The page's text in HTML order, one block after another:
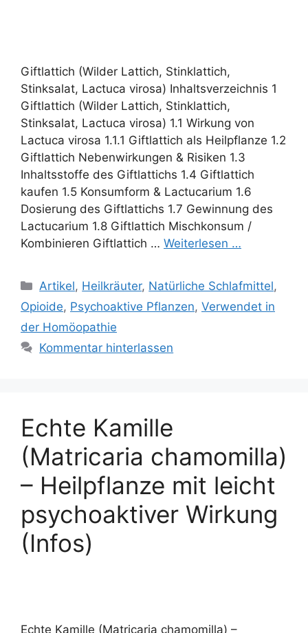
Giftlattich (Wilder Lattich, Stinklattich,
Stinksalat, Lactuca virosa) Inhaltsverzeichnis 1
Giftlattich (Wilder Lattich, Stinklattich,
Stinksalat, Lactuca virosa) 1.1 Wirkung von
Lactuca virosa 1.1.1 Giftlattich als Heilpflanze 1.2
Giftlattich Nebenwirkungen & Risiken 1.3
Inhaltsstoffe des Giftlattichs 1.4 Giftlattich
kaufen 1.5 Konsumform & Lactucarium 1.6
Dosierung des Giftlattichs 1.7 Gewinnung des
Lactucarium 1.8 Giftlattich Mischkonsum /
Kombinieren Giftlattich … Weiterlesen …
Kategorien
Artikel, Heilkräuter, Natürliche Schlafmittel,
Opioide, Psychoaktive Pflanzen, Verwendet in
der Homöopathie
Kommentar hinterlassen
Echte Kamille
(Matricaria chamomilla)
– Heilpflanze mit leicht
psychoaktiver Wirkung
(Infos)
Echte Kamille (Matricaria chamomilla) –